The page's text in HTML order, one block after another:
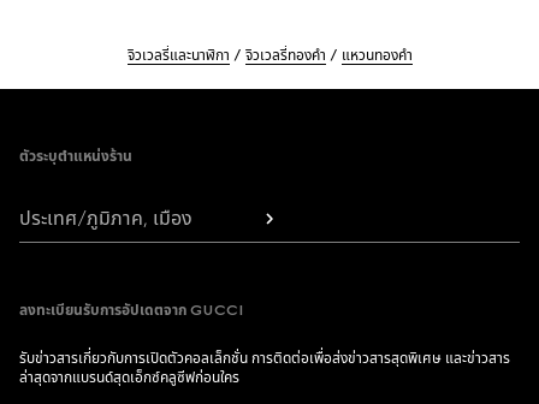
จิวเวลรี่และนาฬิกา จิวเวลรี่ทองคำ แหวนทองคำ
ตัวระบุตำแหน่งร้าน
ประเทศ/ภูมิภาค, เมือง
ลงทะเบียนรับการอัปเดตจาก GUCCI
รับข่าวสารเกี่ยวกับการเปิดตัวคอลเล็กชั่น การติดต่อเพื่อส่งข่าวสารสุดพิเศษ และข่าวสาร
ล่าสุดจากแบรนด์สุดเอ็กซ์คลูซีฟก่อนใคร